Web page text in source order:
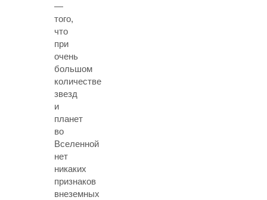
—
того,
что
при
очень
большом
количестве
звезд
и
планет
во
Вселенной
нет
никаких
признаков
внеземных